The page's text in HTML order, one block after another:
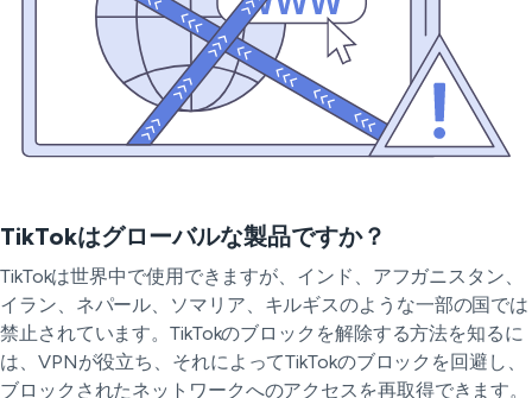
TikTokはグローバルな製品ですか？
TikTokは世界中で使用できますが、インド、アフガニスタン、
イラン、ネパール、ソマリア、キルギスのような一部の国では
禁止されています。TikTokのブロックを解除する方法を知るに
は、VPNが役立ち、それによってTikTokのブロックを回避し、
ブロックされたネットワークへのアクセスを再取得できます。